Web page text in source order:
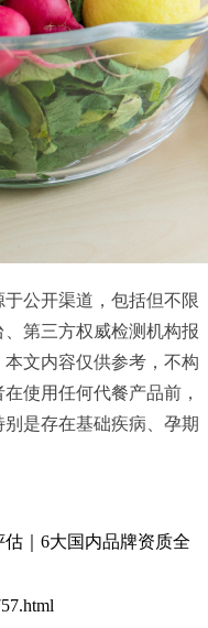
公开渠道，包括但不限
第三方权威检测机构报
文内容仅供参考，不构
使用任何代餐产品前，
是存在基础疾病、孕期
｜6大国内品牌资质全